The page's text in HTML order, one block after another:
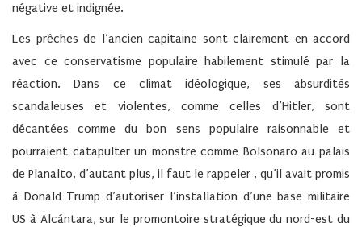
négative et indignée.
Les prêches de l’ancien capitaine sont clairement en accord
avec ce conservatisme populaire habilement stimulé par la
réaction. Dans ce climat idéologique, ses absurdités
scandaleuses et violentes, comme celles d’Hitler, sont
décantées comme du bon sens populaire raisonnable et
pourraient catapulter un monstre comme Bolsonaro au palais
de Planalto, d’autant plus, il faut le rappeler , qu’il avait promis
à Donald Trump d’autoriser l’installation d’une base militaire
US à Alcántara, sur le promontoire stratégique du nord-est du